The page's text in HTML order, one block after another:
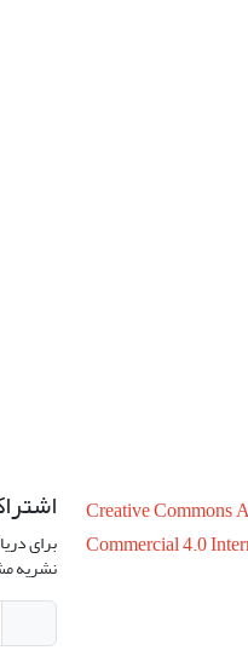
Creative Commons
Commercial 4.0
برای
نشریه